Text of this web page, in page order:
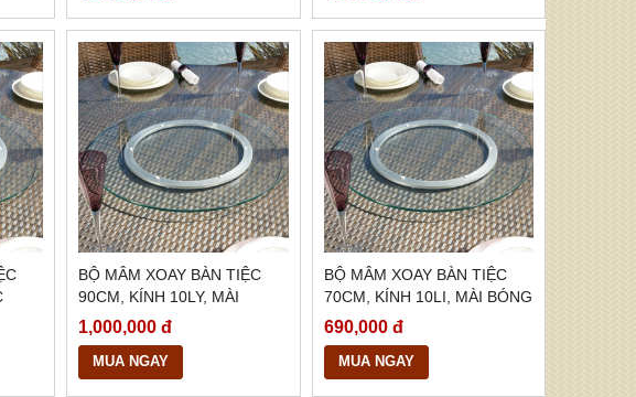
BỘ MÂM XOAY BÀN TIỆC
90CM, KÍNH 10LY, MÀI
BÓNG CẠNH, BMX26
1,000,000 đ
MUA NGAY
BỘ MÂM XOAY BÀN TIỆC
70CM, KÍNH 10LI, MÀI BÓNG
CẠNH, BMX25
690,000 đ
MUA NGAY